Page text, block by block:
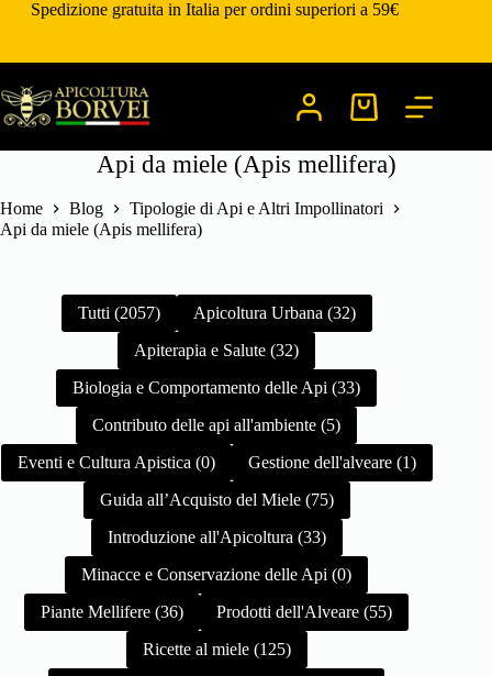
SaltaSpedizione gratuita in Italia per ordini superiori a 59€
Carrello
Api da miele (Apis mellifera)
Home Blog
Tipologie di Api e Altri Impollinatori
Api da miele (Apis mellifera)
Tutti (2057)
Apicoltura Urbana (32)
Apiterapia e Salute (32)
Biologia e Comportamento delle Api (33)
Contributo delle api all'ambiente (5)
Eventi e Cultura Apistica (0)
Gestione dell'alveare (1)
Guida all’Acquisto del Miele (75)
Introduzione all'Apicoltura (33)
Minacce e Conservazione delle Api (0)
Piante Mellifere (36)
Prodotti dell'Alveare (55)
Ricette al miele (125)